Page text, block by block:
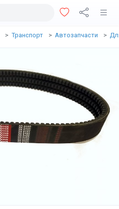
Транспорт Автозапчасти